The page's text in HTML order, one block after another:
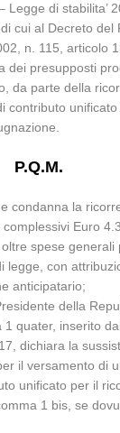
Legge di stabilita’
cui al Decreto del
n. 115, articolo
dei presupposti
da parte della
contributo
P.Q.M.
condanna la
Euro
spese generali
legge, con
anticipatario;
della
quater, inserito
dichiara la
il versamento di
unificato per il
1 bis, se